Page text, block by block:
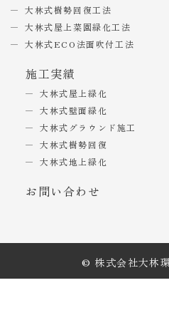
大林式樹勢回復工法
大林式屋上菜園緑化工法
大林式ECO法面吹付工法
施工実績
大林式屋上緑化
大林式壁面緑化
大林式グラウンド施工
大林式樹勢回復
大林式地上緑化
お問い合わせ
© 株式会社大林